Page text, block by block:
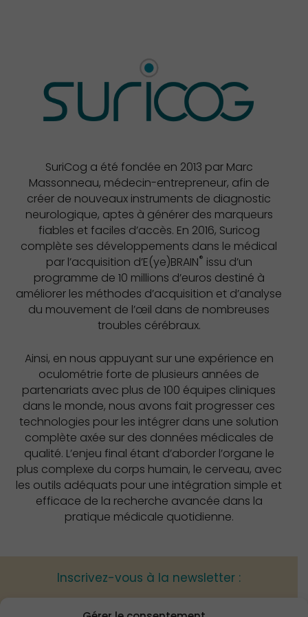
SuriCog a été fondée en 2013 par Marc
Massonneau, médecin-entrepreneur, afin de
créer de nouveaux instruments de diagnostic
neurologique, aptes à générer des marqueurs
fiables et faciles d’accès. En 2016, Suricog
complète ses développements dans le médical
par l’acquisition d’E(ye)BRAIN® issu d’un
programme de 10 millions d’euros destiné à
améliorer les méthodes d’acquisition et d’analyse
du mouvement de l’œil dans de nombreuses
troubles cérébraux.
Ainsi, en nous appuyant sur une expérience en
oculométrie forte de plusieurs années de
partenariats avec plus de 100 équipes cliniques
dans le monde, nous avons fait progresser ces
technologies pour les intégrer dans une solution
complète axée sur des données médicales de
qualité. L’enjeu final étant d’aborder l’organe le
plus complexe du corps humain, le cerveau, avec
les outils adéquats pour une intégration simple et
efficace de la recherche avancée dans la
pratique médicale quotidienne.
Inscrivez-vous à la newsletter :